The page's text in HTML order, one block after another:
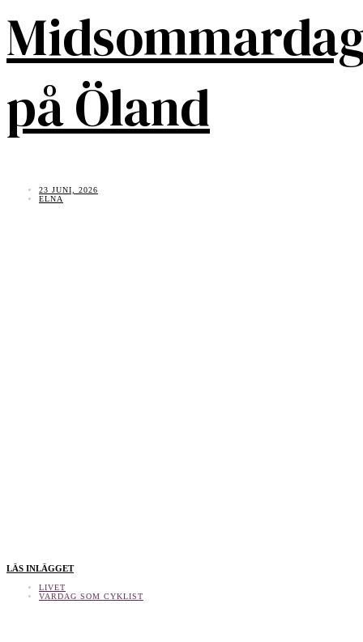
på Öland
23 JUNI, 2026
ELNA
LÄS INLÄGGET
LIVET
VARDAG SOM CYKLIST